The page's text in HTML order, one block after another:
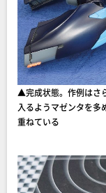
▲完成状態。作例はさ
入るようマゼンタを多
重ねている